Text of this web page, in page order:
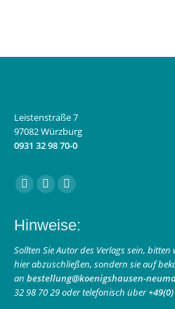
Leistenstraße 7
97082 Würzburg
0931 32 98 70-0
Finden Sie uns auf:
Facebook
opens
in
new
window
Instagram
opens
in
new
window
E-
page
opens
in
new
window
Hinweise:
Sollten Sie Autor des Verlags sein,
hier abzuschließen, sondern sie auf
an bestellung@koenigshausen-
32 98 70 29 oder telefonisch über